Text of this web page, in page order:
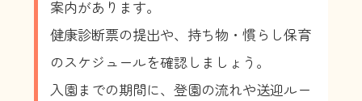
案内があります。
健康診断票の提出や、持ち物・慣らし保育
のスケジュールを確認しましょう。
入園までの期間に、登園の流れや送迎ルー